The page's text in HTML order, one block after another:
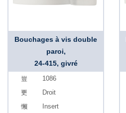
Bouchages à vis double
paroi,
24-415, givré
1086
Droit
Insert